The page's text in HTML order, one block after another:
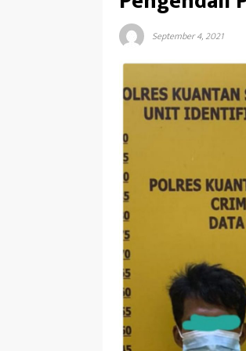
September 4, 2021